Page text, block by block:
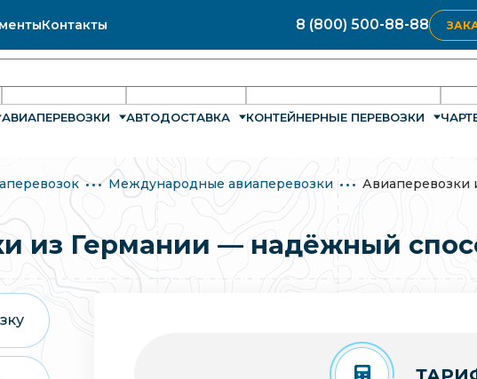
Контакты 8 (800) 500-88-88
АВИАПЕРЕВОЗКИ АВТОДОСТАВКА КОНТЕЙНЕРНЫЕ ПЕРЕВОЗКИ
Международные авиаперевозки Авиаперевозки
из Германии — надёжный